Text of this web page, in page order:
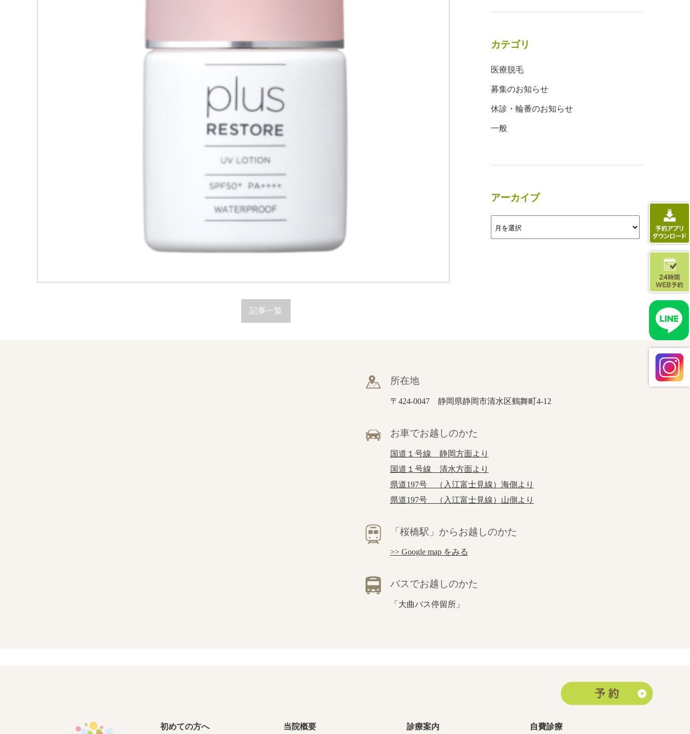
記事一覧
カテゴリ
医療脱毛
募集のお知らせ
休診・輪番のお知らせ
一般
アーカイブ
所在地
〒424-0047 静岡県静岡市清水区鶴舞町4-12
お車でお越しのかた
国道１号線 静岡方面より
国道１号線 清水方面より
県道197号 （入江富士見線）海側より
県道197号 （入江富士見線）山側より
「桜橋駅」からお越しのかた
>> Google map をみる
バスでお越しのかた
「大曲バス停留所」
初めての方へ 当院概要 診療案内 自費診療